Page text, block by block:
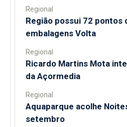
Regional
Região possui 72 pontos
embalagens Volta
Regional
Ricardo Martins Mota
da Açormedia
Regional
Aquaparque acolhe
setembro